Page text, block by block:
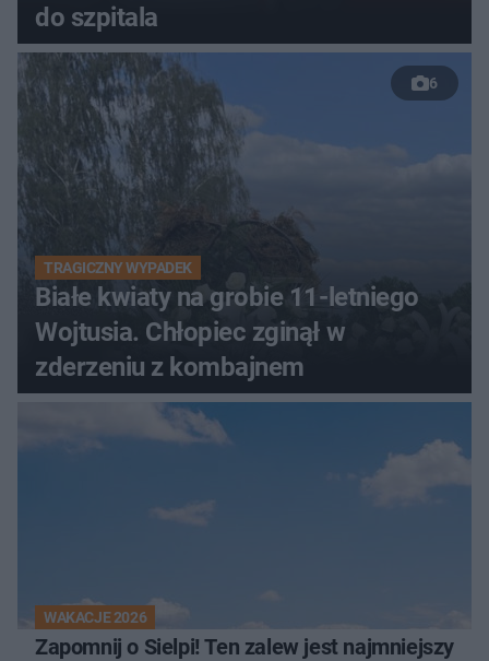
do szpitala
6
TRAGICZNY WYPADEK
Białe kwiaty na grobie 11-letniego
Wojtusia. Chłopiec zginął w
zderzeniu z kombajnem
WAKACJE 2026
Zapomnij o Sielpi! Ten zalew jest najmniejszy